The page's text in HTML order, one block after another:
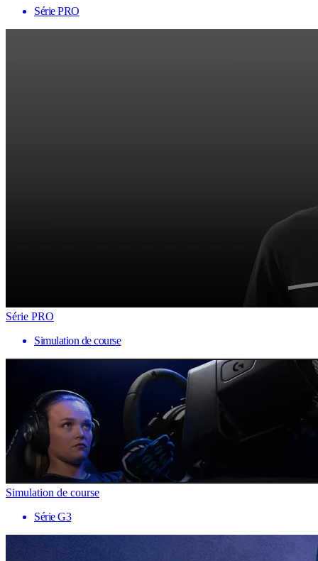
Série PRO
Série PRO
Simulation de course
Simulation de course
Série G3